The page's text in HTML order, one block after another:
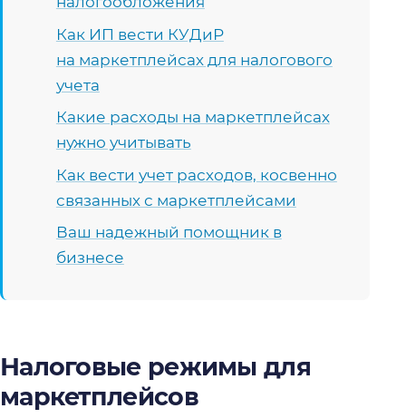
Как ИП вести КУДиР
на маркетплейсах для налогового
учета
Какие расходы на маркетплейсах
нужно учитывать
Как вести учет расходов, косвенно
связанных с маркетплейсами
Ваш надежный помощник в
бизнесе
Налоговые режимы для
маркетплейсов